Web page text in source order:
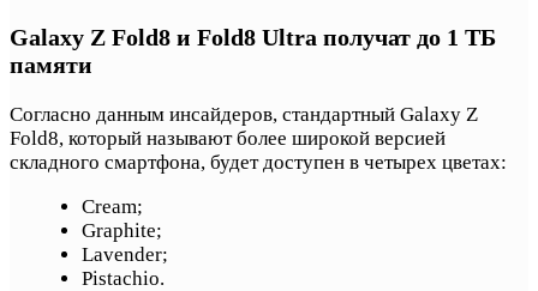
Galaxy Z Fold8 и Fold8 Ultra получат до 1 ТБ
памяти
Согласно данным инсайдеров, стандартный Galaxy Z
Fold8, который называют более широкой версией
складного смартфона, будет доступен в четырех цветах:
Cream;
Graphite;
Lavender;
Pistachio.